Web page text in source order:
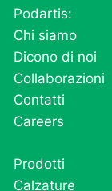
Podartis:
Chi siamo
Dicono di noi
Collaborazioni
Contatti
Careers
Prodotti
Calzature